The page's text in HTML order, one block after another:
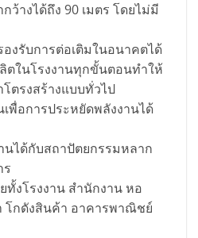
ว้างได้ถึง 90 เมตร โดยไม่มี
งรับการต่อเติมในอนาคตได้
ลิตในโรงงานทุกขั้นตอนทำให้
ตรงสร้างแบบทั่วไป
พื่อการประหยัดพลังงานได้
นได้กับสถาปัตยกรรมหลาก
งโรงงาน สำนักงาน หอ
โกดังสินค้า อาคารพาณิชย์